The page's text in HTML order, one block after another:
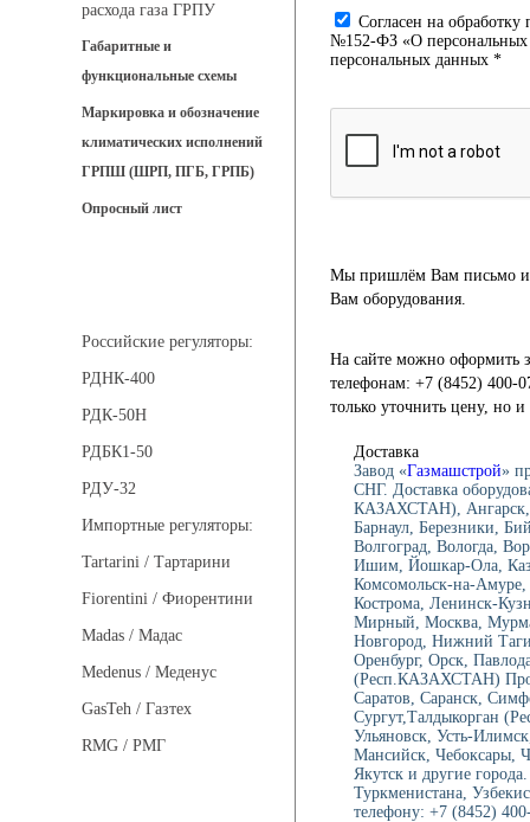
расхода газа ГРПУ
Габаритные и
функциональные схемы
Маркировка и обозначение
климатических исполнений
ГРПШ (ШРП, ПГБ, ГРПБ)
Опросный лист
Российские регуляторы:
РДНК-400
РДК-50Н
РДБК1-50
РДУ-32
Импортные регуляторы:
Tartarini / Тартарини
Fiorentini / Фиорентини
Madas / Мадас
Medenus / Меденус
GasTeh / Газтех
RMG / РМГ
Cогласен на
№152-ФЗ «О персональных
персональных данных *
Мы пришлём Вам письмо и
Вам оборудования.
На сайте можно оформить
телефонам: +7 (8452) 400-
только уточнить цену, но
Доставка
Завод «Газмашстрой»
СНГ. Доставка
КАЗАХСТАН), Ангарск,
Барнаул, Березники,
Волгоград, Вологда,
Ишим, Йошкар-Ола,
Комсомольск-на-
Кострома, Ленинск-
Мирный, Москва,
Новгород, Нижний
Оренбург, Орск,
(Респ.КАЗАХСТАН)
Саратов, Саранск,
Сургут,Талдыкорган
Ульяновск, Усть-
Мансийск, Чебоксары,
Якутск и другие
Туркменистана,
телефону: +7 (8452)